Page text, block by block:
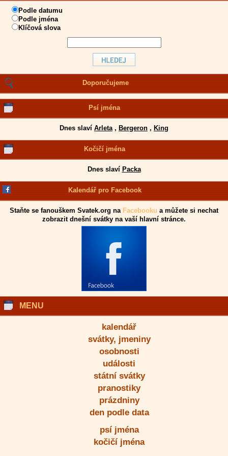
Podle datumu
Podle jména
Klíčová slova
Doporučujeme
Psí jména
Dnes slaví Arleta, Bergeron , King
Kočičí jména
Dnes slaví Packa
Kalendář pro Facebook
Staňte se fanouškem Svatek.org na Facebooku a můžete si nechat
zobrazit dnešní svátky na vaší hlavní stránce.
MENU
kalendář
svátky, jmeniny
osobnosti
události
státní svátky
pranostiky
prázdniny
den podle data
psí jména
kočičí jména